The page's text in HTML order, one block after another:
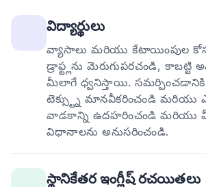
విద్యార్థులు
వ్యాసాలు మరియు కేటాయింపుల
డ్రాఫ్ట్లను మెరుగుపరచండి, కాబట్టి
మీలాగే ధ్వనిస్తాయి. సమర్పించడానికి
టెక్స్ట్ను మానవీకరించండి మరియు
వాడకాన్ని ఉదహరించండి మరియు
విధానాలను అనుసరించండి.
స్థానికేతర ఇంగ్లీష్ రచయితలు